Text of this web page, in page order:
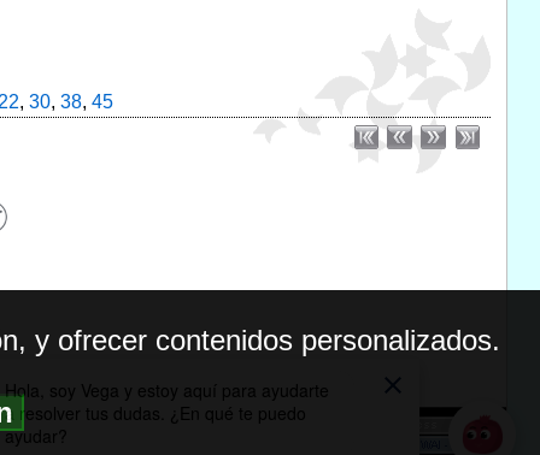
22, 30, 38, 45
DE PRIVACIDAD
y ofrecer contenidos personalizados.